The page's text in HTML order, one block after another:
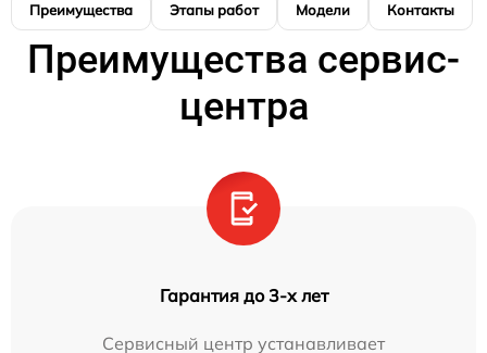
Преимущества Этапы работ Модели Контакты
Преимущества сервис-
центра
Гарантия до 3-х лет
Сервисный центр устанавливает